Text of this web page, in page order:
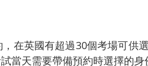
在英國有超過30個考場可
當天需要帶備預約時選擇的身